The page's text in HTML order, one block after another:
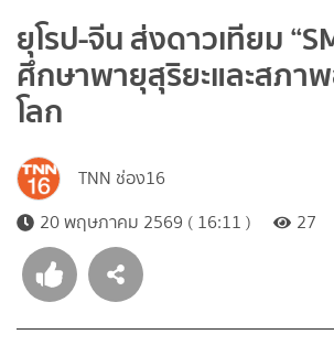
ยุโรป-จีน ส่งดาวเทียม
ศึกษาพายุสุริยะและสภา
โลก
TNN ช่อง16
20 พฤษภาคม 2569 ( 16:11 )
27